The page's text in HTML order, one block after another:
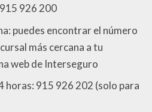
926 200
puedes encontrar el número
más cercana a tu
web de Interseguro
horas: 915 926 202 (solo para